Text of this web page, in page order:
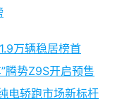
万辆稳居榜首
腾势Z9S开启预售
电轿跑市场新标杆